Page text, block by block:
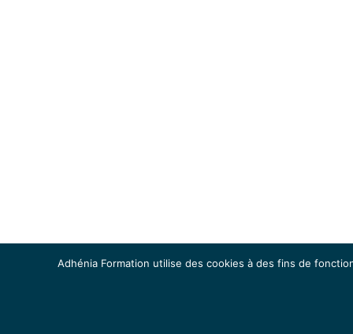
Adhénia Formation utilise des cookies à des fins de